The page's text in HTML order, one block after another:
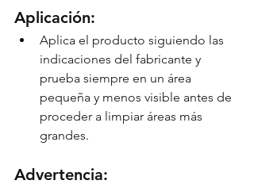
Aplicación:
Aplica el producto siguiendo las
indicaciones del fabricante y
prueba siempre en un área
pequeña y menos visible antes de
proceder a limpiar áreas más
grandes.
Advertencia: